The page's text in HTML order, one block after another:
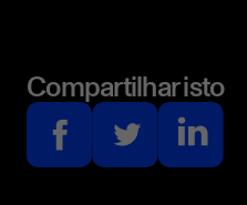
Compartilhar isto